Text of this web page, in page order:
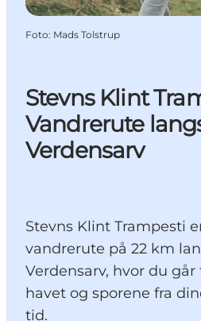
Stevns Klint
Vandrerute
Verdensarv
Stevns Klint Trampesti
vandrerute på 22 km
Verdensarv, hvor du
havet og sporene fra
tid.
Foto: Mads Tolstrup